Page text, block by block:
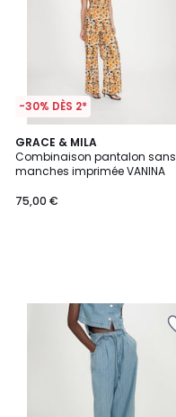
-30% DÈS 2*
GRACE & MILA
Combinaison pantalon sans
manches imprimée VANINA
75,00 €